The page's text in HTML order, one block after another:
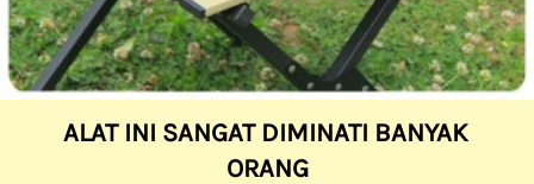
ALAT INI SANGAT DIMINATI BANYAK
ORANG